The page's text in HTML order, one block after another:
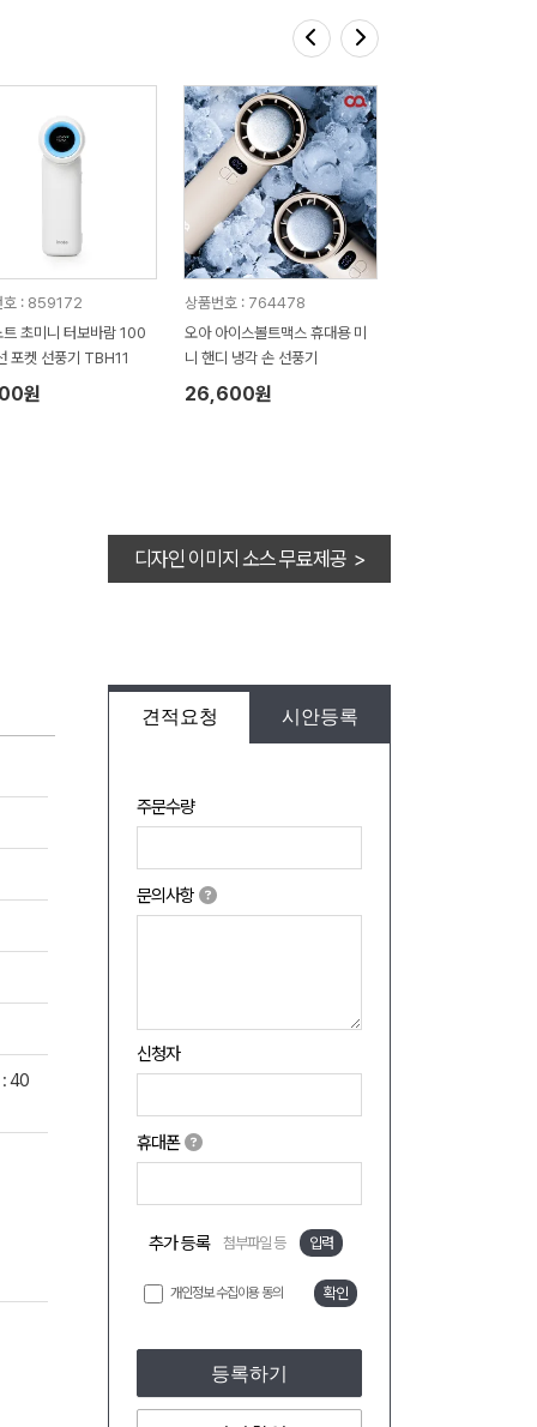
호 : 859172
트 초미니 터보바람 100
포켓 선풍기 TBH11
원
상품번호 : 764478
오아 아이스볼트맥스 휴대용 미
니 핸디 냉각 손 선풍기
26,600원
디자인 이미지 소스 무료제공 >
견적요청 시안등록
주문수량
문의사항
신청자
휴대폰
추가 등록 첨부파일 등 입력
개인정보 수집이용 동의 확인
등록하기
: 40